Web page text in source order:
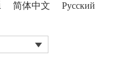
简体中文 Русский